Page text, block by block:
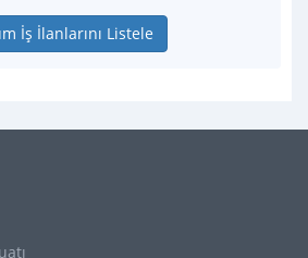
İş İlanlarını Listele